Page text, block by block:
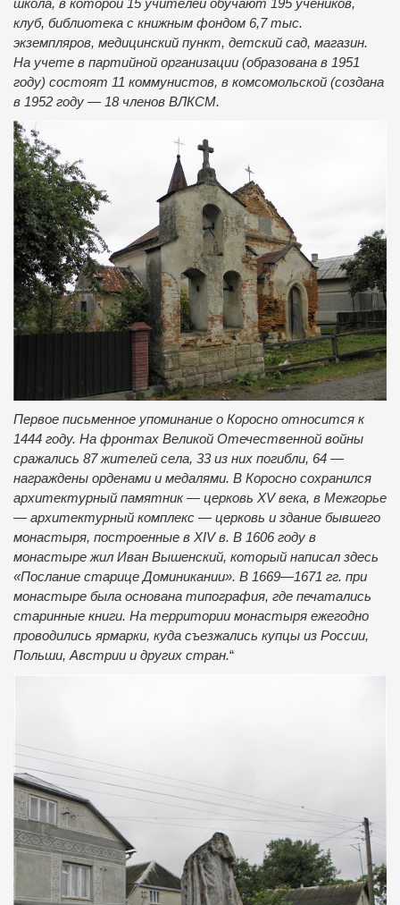
школа, в которой 15 учителей обучают 195 учеников,
клуб, библиотека с книжным фондом 6,7 тыс.
экземпляров, медицинский пункт, детский сад, магазин.
На учете в партийной организации (образована в 1951
году) состоят 11 коммунистов, в комсомольской (создана
в 1952 году — 18 членов ВЛКСМ.
Первое письменное упоминание о Коросно относится к
1444 году. На фронтах Великой Отечественной войны
сражались 87 жителей села, 33 из них погибли, 64 —
награждены орденами и медалями. В Коросно сохранился
архитектурный памятник — церковь XV века, в Межгорье
— архитектурный комплекс — церковь и здание бывшего
монастыря, построенные в XIV в. В 1606 году в
монастыре жил Иван Вышенский, который написал здесь
«Послание старице Доминикании». В 1669—1671 гг. при
монастыре была основана типография, где печатались
старинные книги. На территории монастыря ежегодно
проводились ярмарки, куда съезжались купцы из России,
Польши, Австрии и других стран.“